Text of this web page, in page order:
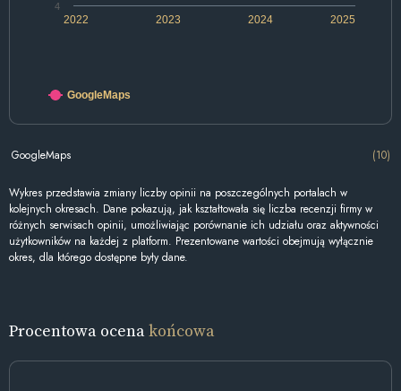
2022 2024
2023 2025
4
GoogleMaps
GoogleMaps (10)
Wykres przedstawia zmiany liczby opinii na poszczególnych portalach w
kolejnych okresach. Dane pokazują, jak kształtowała się liczba recenzji firmy w
różnych serwisach opinii, umożliwiając porównanie ich udziału oraz aktywności
użytkowników na każdej z platform. Prezentowane wartości obejmują wyłącznie
okres, dla którego dostępne były dane.
Procentowa ocenakońcowa